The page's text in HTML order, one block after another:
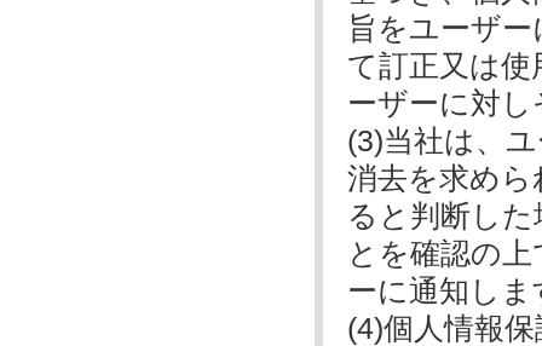
旨をユーザ
て訂正又は
ーザーに対
(3)当社は、
消去を求めら
ると判断し
とを確認の
ーに通知しま
(4)個人情報